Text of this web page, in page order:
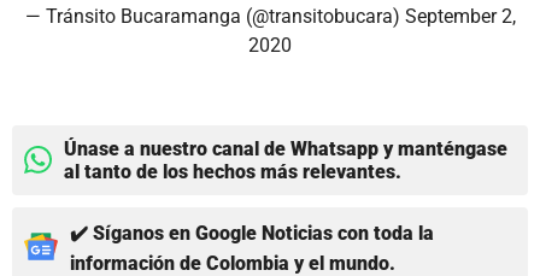
— Tránsito Bucaramanga (@transitobucara) September 2,
2020
Únase a nuestro canal de Whatsapp y manténgase
al tanto de los hechos más relevantes.
✔️ Síganos en Google Noticias con toda la
información de Colombia y el mundo.